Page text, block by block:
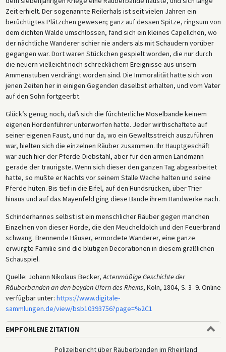
Zeit erhielt. Der sogenannte Reilerhals ist seit vielen Jahren ein
berüchtigtes Plätzchen gewesen; ganz auf dessen Spitze, ringsum von
dem dichten Walde umschlossen, fand sich ein kleines Capellchen, wo
der nächtliche Wanderer schier nie anders als mit Schaudern vorüber
gegangen war. Dort waren Stückchen gespielt worden, die nur durch
die neuern vielleicht noch schrecklichern Ereignisse aus unsern
Ammenstuben verdrängt worden sind. Die Immoralität hatte sich von
jenen Zeiten her in einigen Gegenden daselbst erhalten, und vom Vater
auf den Sohn fortgeerbt.
Glück’s genug noch, daß sich die fürchterliche Moselbande keinem
eigenen Hordenführer unterworfen hatte. Jeder wirthschaftete auf
seiner eigenen Faust, und nur da, wo ein Gewaltsstreich auszuführen
war, hielten sich die einzelnen Räuber zusammen. Ihr Hauptgeschäft
war auch hier der Pferde-Diebstahl, aber für den armen Landmann
gerade der traurigste. Wenn sich dieser den ganzen Tag abgearbeitet
hatte, so mußte er Nachts vor seinem Stalle Wache halten und seine
Pferde hüten. Bis tief in die Eifel, auf den Hundsrücken, über Trier
hinaus und auf das Mayenfeld ging diese Bande ihrem Handwerke nach.
Schinderhannes selbst ist ein menschlicher Räuber gegen manchen
Einzelnen von dieser Horde, die den Meucheldolch und den Feuerbrand
schwang. Brennende Häuser, ermordete Wanderer, eine ganze
erwürgte Familie sind die blutigen Decorationen in diesem gräßlichen
Schauspiel.
Quelle: Johann Nikolaus Becker,Actenmäßige Geschichte der
Räuberbanden an den beyden Ufern des Rheins, Köln, 1804, S. 3–9. Online
verfügbar unter: https://www.digitale-
sammlungen.de/view/bsb10393756?page=%2C1
EMPFOHLENE ZITATION
Polizeibericht über Räuberbanden im Rheinland